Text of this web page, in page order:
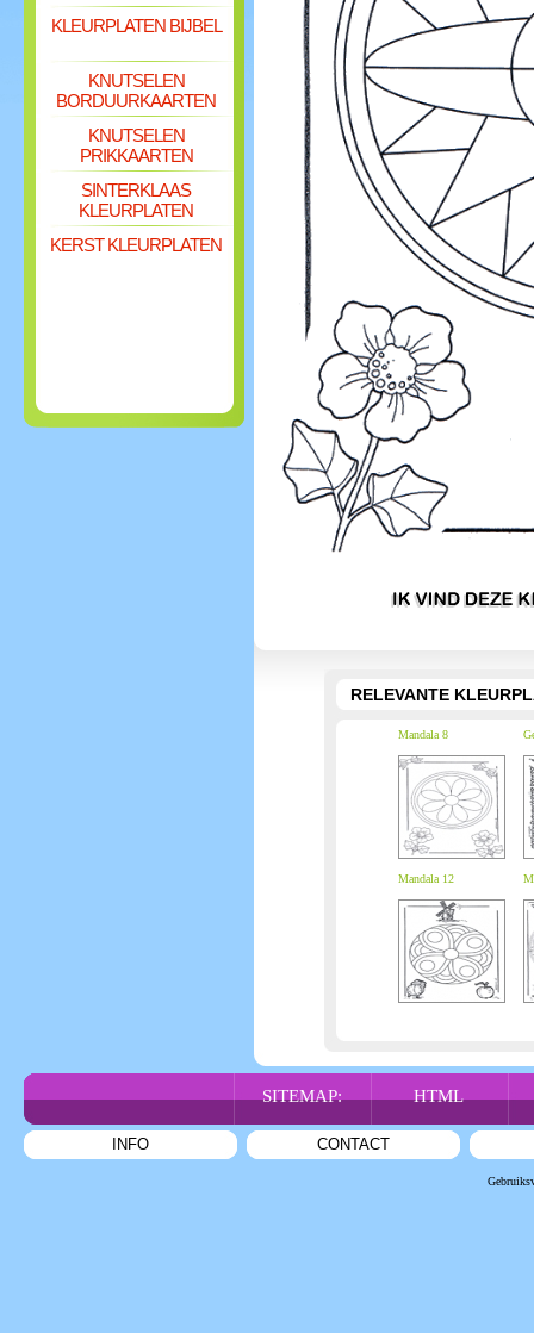
KLEURPLATEN BIJBEL
KNUTSELEN
BORDUURKAARTEN
KNUTSELEN
PRIKKAARTEN
SINTERKLAAS
KLEURPLATEN
KERST KLEURPLATEN
RELEVANTE
Mandala 8
Mandala 12
SITEMAP: HTML
INFO CONTACT